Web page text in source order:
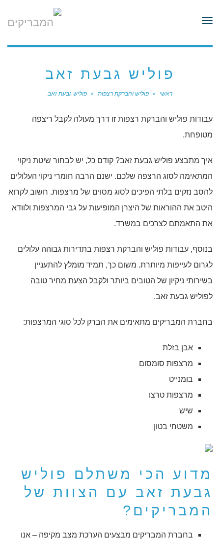
תפריט
פוליש גבעת זאב
ראשי » פוליש והברקת רצפות » פוליש גבעת זאב
עבודות פוליש והברקת רצפות זו דרך מעולה לקבל ריצפה
מטופחת.
איך מתבצע פוליש גבעת זאב? קודם כל, יש לבחור שיטת ניקוי
המתאימה לסוג הרצפה שלכם. ישנם הרבה חומרי ניקוי העלולים
להסב נזקים בלתי הפיכים לסוג מסוים של מרצפות. חשוב לקרוא
היטב את ההוראות של היצרן המופיעות על גבי המרצפות ולוודא
את התאמתם לצרכים במשרד.
בנוסף, עבודות פוליש והברקת רצפות בתדירות גבוהה עלולים
לגרום לעייפות מיותרת. משום כך, תמיד מומלץ להתעניין
בשירותי ניקיון של הטובים ביותר ולקבל הצעת מחיר טובה
לפוליש גבעת זאב.
בחברת המבריקים מתאימים את הברק לכל סוגי המרצפות:
אבן בזלת
מרצפות סומסום
בומנייט
מרצפות טרצו
שיש
משטחי בטון
מדוע הכי משתלם פוליש
גבעת זאב עם הצוות של
המבריקים?
בחברת המבריקים מבצעים הערכת מצב מקיפה – אנו